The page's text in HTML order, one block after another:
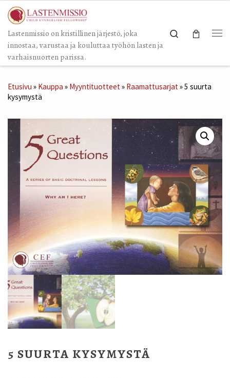
Skip to content
Lastenmissio on kristillinen järjestö, joka
innostaa, varustaa ja kouluttaa työhön lasten ja
varhaisnuorten parissa.
Search
Etusivu » Kauppa » Myyntituotteet» Raamattusarjat»5 suurta
kysymystä
5 SUURTA KYSYMYSTÄ